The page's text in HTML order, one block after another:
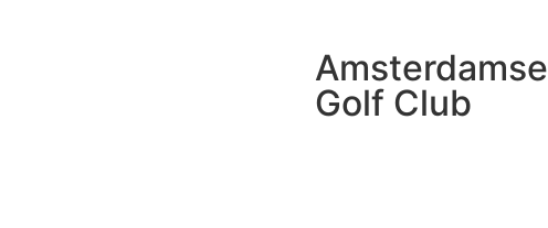
Amsterdamse
Golf Club